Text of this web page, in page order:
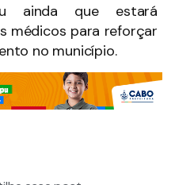
ainda que estará
médicos para reforçar
no município.